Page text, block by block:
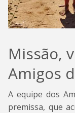
Missão,
Amigos
A equipe dos
premissa, que